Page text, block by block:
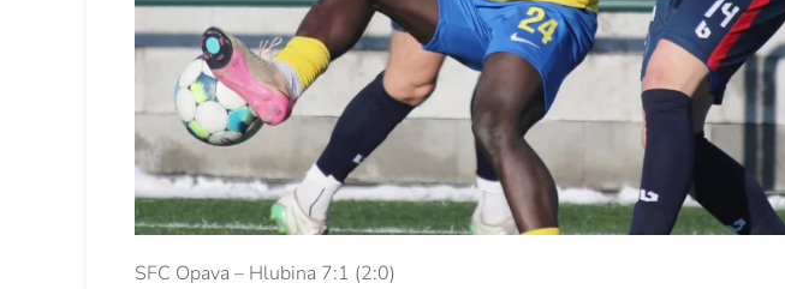
SFC Opava – Hlubina 7:1 (2:0)